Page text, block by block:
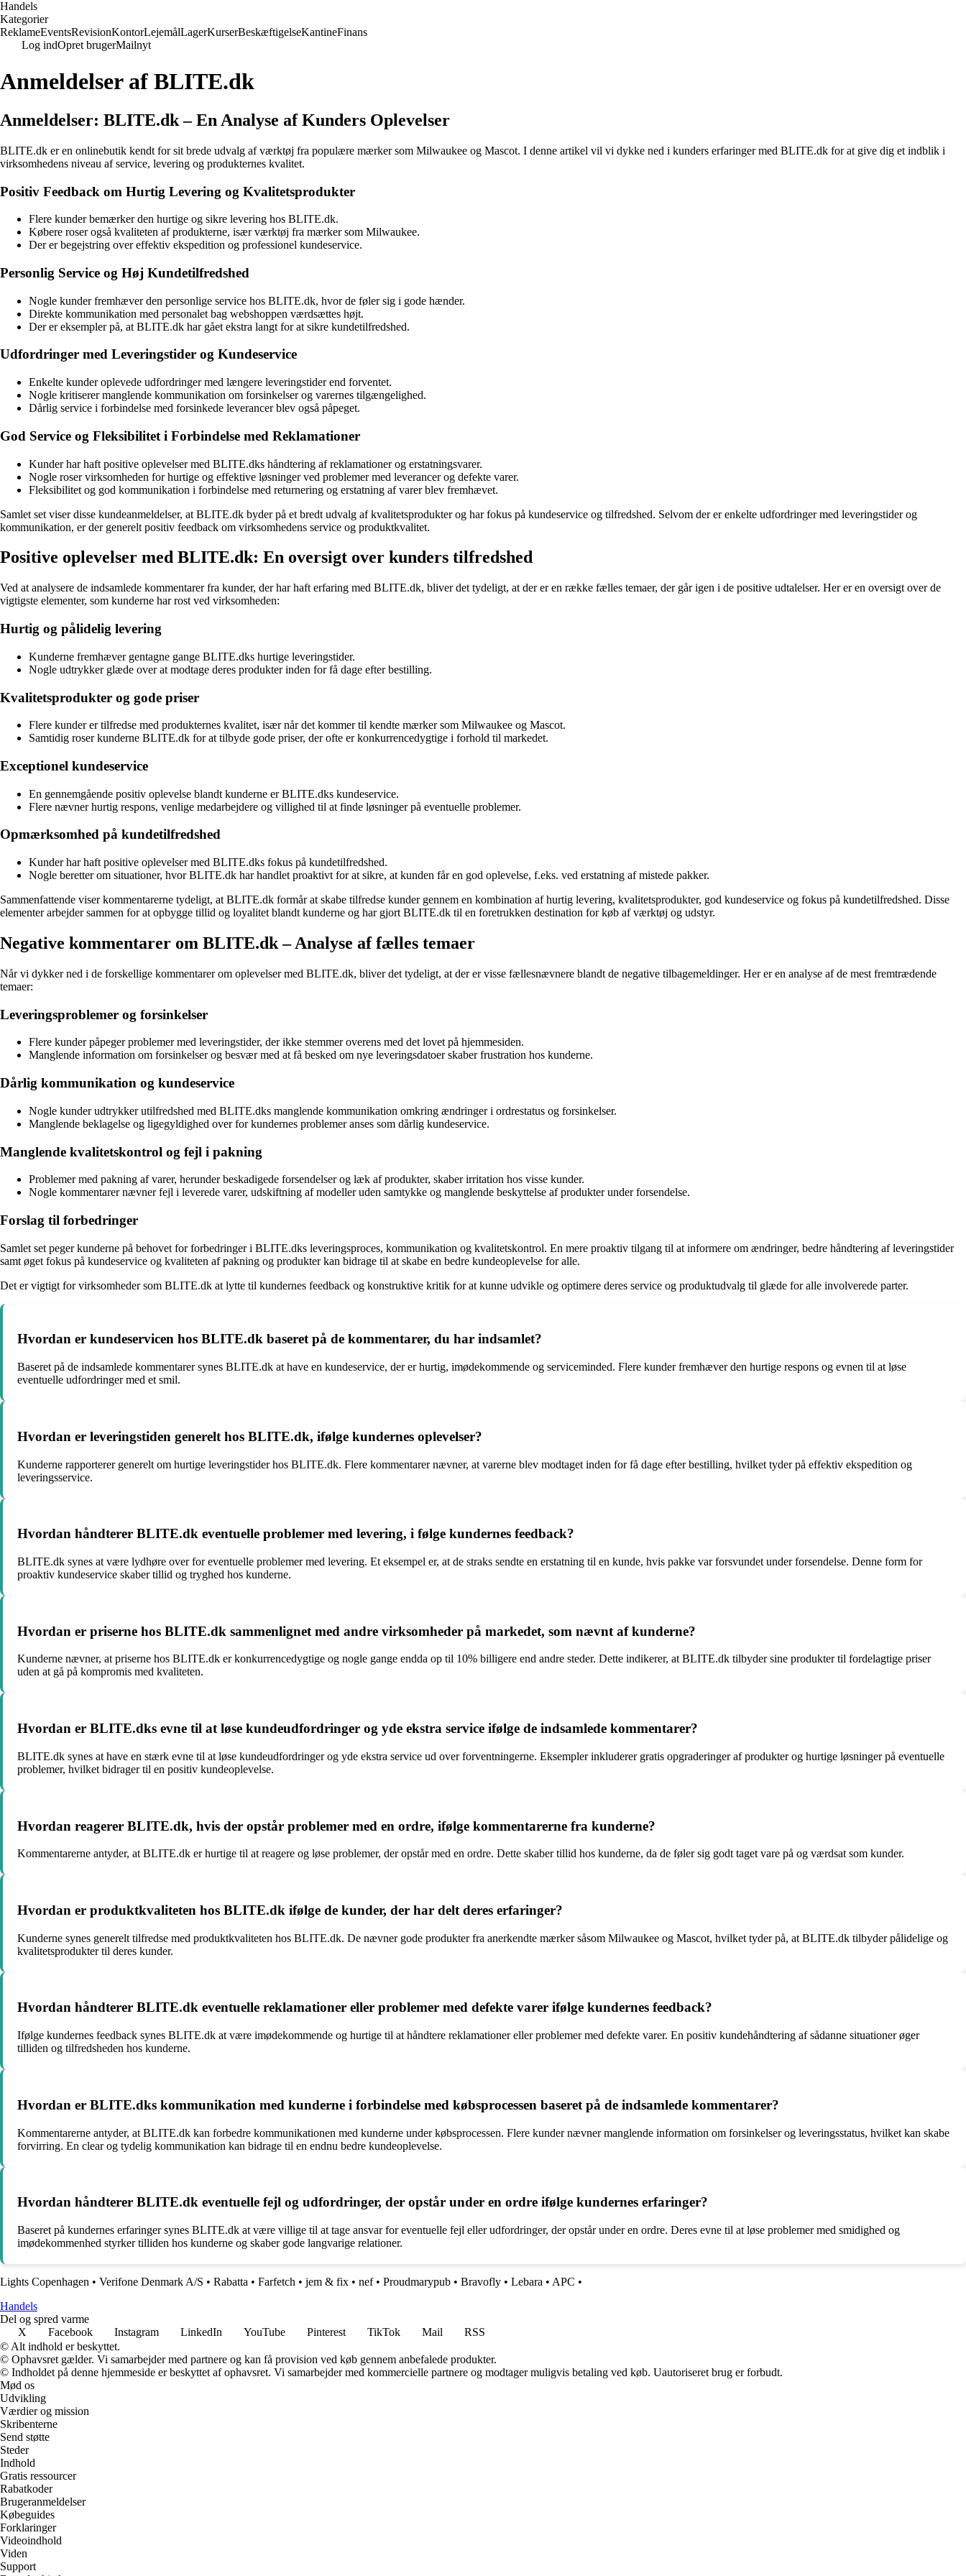
Handels
Kategorier
ReklameEventsRevisionKontorLejemålLagerKurserBeskæftigelseKantineFinans
Log indOpret brugerMailnyt
Anmeldelser af BLITE.dk
Anmeldelser: BLITE.dk – En Analyse af Kunders Oplevelser
BLITE.dk er en onlinebutik kendt for sit brede udvalg af værktøj fra populære mærker som Milwaukee og Mascot. I denne artikel vil vi dykke ned i kunders erfaringer med BLITE.dk for at give dig et indblik i
virksomhedens niveau af service, levering og produkternes kvalitet.
Positiv Feedback om Hurtig Levering og Kvalitetsprodukter
Flere kunder bemærker den hurtige og sikre levering hos BLITE.dk.
Købere roser også kvaliteten af produkterne, især værktøj fra mærker som Milwaukee.
Der er begejstring over effektiv ekspedition og professionel kundeservice.
Personlig Service og Høj Kundetilfredshed
Nogle kunder fremhæver den personlige service hos BLITE.dk, hvor de føler sig i gode hænder.
Direkte kommunikation med personalet bag webshoppen værdsættes højt.
Der er eksempler på, at BLITE.dk har gået ekstra langt for at sikre kundetilfredshed.
Udfordringer med Leveringstider og Kundeservice
Enkelte kunder oplevede udfordringer med længere leveringstider end forventet.
Nogle kritiserer manglende kommunikation om forsinkelser og varernes tilgængelighed.
Dårlig service i forbindelse med forsinkede leverancer blev også påpeget.
God Service og Fleksibilitet i Forbindelse med Reklamationer
Kunder har haft positive oplevelser med BLITE.dks håndtering af reklamationer og erstatningsvarer.
Nogle roser virksomheden for hurtige og effektive løsninger ved problemer med leverancer og defekte varer.
Fleksibilitet og god kommunikation i forbindelse med returnering og erstatning af varer blev fremhævet.
Samlet set viser disse kundeanmeldelser, at BLITE.dk byder på et bredt udvalg af kvalitetsprodukter og har fokus på kundeservice og tilfredshed. Selvom der er enkelte udfordringer med leveringstider og
kommunikation, er der generelt positiv feedback om virksomhedens service og produktkvalitet.
Positive oplevelser med BLITE.dk: En oversigt over kunders tilfredshed
Ved at analysere de indsamlede kommentarer fra kunder, der har haft erfaring med BLITE.dk, bliver det tydeligt, at der er en række fælles temaer, der går igen i de positive udtalelser. Her er en oversigt over de
vigtigste elementer, som kunderne har rost ved virksomheden:
Hurtig og pålidelig levering
Kunderne fremhæver gentagne gange BLITE.dks hurtige leveringstider.
Nogle udtrykker glæde over at modtage deres produkter inden for få dage efter bestilling.
Kvalitetsprodukter og gode priser
Flere kunder er tilfredse med produkternes kvalitet, især når det kommer til kendte mærker som Milwaukee og Mascot.
Samtidig roser kunderne BLITE.dk for at tilbyde gode priser, der ofte er konkurrencedygtige i forhold til markedet.
Exceptionel kundeservice
En gennemgående positiv oplevelse blandt kunderne er BLITE.dks kundeservice.
Flere nævner hurtig respons, venlige medarbejdere og villighed til at finde løsninger på eventuelle problemer.
Opmærksomhed på kundetilfredshed
Kunder har haft positive oplevelser med BLITE.dks fokus på kundetilfredshed.
Nogle beretter om situationer, hvor BLITE.dk har handlet proaktivt for at sikre, at kunden får en god oplevelse, f.eks. ved erstatning af mistede pakker.
Sammenfattende viser kommentarerne tydeligt, at BLITE.dk formår at skabe tilfredse kunder gennem en kombination af hurtig levering, kvalitetsprodukter, god kundeservice og fokus på kundetilfredshed. Disse
elementer arbejder sammen for at opbygge tillid og loyalitet blandt kunderne og har gjort BLITE.dk til en foretrukken destination for køb af værktøj og udstyr.
Negative kommentarer om BLITE.dk – Analyse af fælles temaer
Når vi dykker ned i de forskellige kommentarer om oplevelser med BLITE.dk, bliver det tydeligt, at der er visse fællesnævnere blandt de negative tilbagemeldinger. Her er en analyse af de mest fremtrædende
temaer:
Leveringsproblemer og forsinkelser
Flere kunder påpeger problemer med leveringstider, der ikke stemmer overens med det lovet på hjemmesiden.
Manglende information om forsinkelser og besvær med at få besked om nye leveringsdatoer skaber frustration hos kunderne.
Dårlig kommunikation og kundeservice
Nogle kunder udtrykker utilfredshed med BLITE.dks manglende kommunikation omkring ændringer i ordrestatus og forsinkelser.
Manglende beklagelse og ligegyldighed over for kundernes problemer anses som dårlig kundeservice.
Manglende kvalitetskontrol og fejl i pakning
Problemer med pakning af varer, herunder beskadigede forsendelser og læk af produkter, skaber irritation hos visse kunder.
Nogle kommentarer nævner fejl i leverede varer, udskiftning af modeller uden samtykke og manglende beskyttelse af produkter under forsendelse.
Forslag til forbedringer
Samlet set peger kunderne på behovet for forbedringer i BLITE.dks leveringsproces, kommunikation og kvalitetskontrol. En mere proaktiv tilgang til at informere om ændringer, bedre håndtering af leveringstider
samt øget fokus på kundeservice og kvaliteten af pakning og produkter kan bidrage til at skabe en bedre kundeoplevelse for alle.
Det er vigtigt for virksomheder som BLITE.dk at lytte til kundernes feedback og konstruktive kritik for at kunne udvikle og optimere deres service og produktudvalg til glæde for alle involverede parter.
Hvordan er kundeservicen hos BLITE.dk baseret på de kommentarer, du har indsamlet?
Baseret på de indsamlede kommentarer synes BLITE.dk at have en kundeservice, der er hurtig, imødekommende og serviceminded. Flere kunder fremhæver den hurtige respons og evnen til at løse
eventuelle udfordringer med et smil.
Hvordan er leveringstiden generelt hos BLITE.dk, ifølge kundernes oplevelser?
Kunderne rapporterer generelt om hurtige leveringstider hos BLITE.dk. Flere kommentarer nævner, at varerne blev modtaget inden for få dage efter bestilling, hvilket tyder på effektiv ekspedition og
leveringsservice.
Hvordan håndterer BLITE.dk eventuelle problemer med levering, i følge kundernes feedback?
BLITE.dk synes at være lydhøre over for eventuelle problemer med levering. Et eksempel er, at de straks sendte en erstatning til en kunde, hvis pakke var forsvundet under forsendelse. Denne form for
proaktiv kundeservice skaber tillid og tryghed hos kunderne.
Hvordan er priserne hos BLITE.dk sammenlignet med andre virksomheder på markedet, som nævnt af kunderne?
Kunderne nævner, at priserne hos BLITE.dk er konkurrencedygtige og nogle gange endda op til 10% billigere end andre steder. Dette indikerer, at BLITE.dk tilbyder sine produkter til fordelagtige priser
uden at gå på kompromis med kvaliteten.
Hvordan er BLITE.dks evne til at løse kundeudfordringer og yde ekstra service ifølge de indsamlede kommentarer?
BLITE.dk synes at have en stærk evne til at løse kundeudfordringer og yde ekstra service ud over forventningerne. Eksempler inkluderer gratis opgraderinger af produkter og hurtige løsninger på eventuelle
problemer, hvilket bidrager til en positiv kundeoplevelse.
Hvordan reagerer BLITE.dk, hvis der opstår problemer med en ordre, ifølge kommentarerne fra kunderne?
Kommentarerne antyder, at BLITE.dk er hurtige til at reagere og løse problemer, der opstår med en ordre. Dette skaber tillid hos kunderne, da de føler sig godt taget vare på og værdsat som kunder.
Hvordan er produktkvaliteten hos BLITE.dk ifølge de kunder, der har delt deres erfaringer?
Kunderne synes generelt tilfredse med produktkvaliteten hos BLITE.dk. De nævner gode produkter fra anerkendte mærker såsom Milwaukee og Mascot, hvilket tyder på, at BLITE.dk tilbyder pålidelige og
kvalitetsprodukter til deres kunder.
Hvordan håndterer BLITE.dk eventuelle reklamationer eller problemer med defekte varer ifølge kundernes feedback?
Ifølge kundernes feedback synes BLITE.dk at være imødekommende og hurtige til at håndtere reklamationer eller problemer med defekte varer. En positiv kundehåndtering af sådanne situationer øger
tilliden og tilfredsheden hos kunderne.
Hvordan er BLITE.dks kommunikation med kunderne i forbindelse med købsprocessen baseret på de indsamlede kommentarer?
Kommentarerne antyder, at BLITE.dk kan forbedre kommunikationen med kunderne under købsprocessen. Flere kunder nævner manglende information om forsinkelser og leveringsstatus, hvilket kan skabe
forvirring. En clear og tydelig kommunikation kan bidrage til en endnu bedre kundeoplevelse.
Hvordan håndterer BLITE.dk eventuelle fejl og udfordringer, der opstår under en ordre ifølge kundernes erfaringer?
Baseret på kundernes erfaringer synes BLITE.dk at være villige til at tage ansvar for eventuelle fejl eller udfordringer, der opstår under en ordre. Deres evne til at løse problemer med smidighed og
imødekommenhed styrker tilliden hos kunderne og skaber gode langvarige relationer.
Lights Copenhagen • Verifone Denmark A/S • Rabatta • Farfetch • jem & fix • nef• Proudmarypub • Bravofly • Lebara • APC •
Handels
Del og spred varme
X
Facebook Instagram LinkedIn YouTube Pinterest TikTok Mail
RSS
© Alt indhold er beskyttet.
© Ophavsret gælder. Vi samarbejder med partnere og kan få provision ved køb gennem anbefalede produkter.
© Indholdet på denne hjemmeside er beskyttet af ophavsret. Vi samarbejder med kommercielle partnere og modtager muligvis betaling ved køb. Uautoriseret brug er forbudt.
Mød os
Udvikling
Værdier og mission
Skribenterne
Send støtte
Steder
Indhold
Gratis ressourcer
Rabatkoder
Brugeranmeldelser
Købeguides
Forklaringer
Videoindhold
Viden
Support